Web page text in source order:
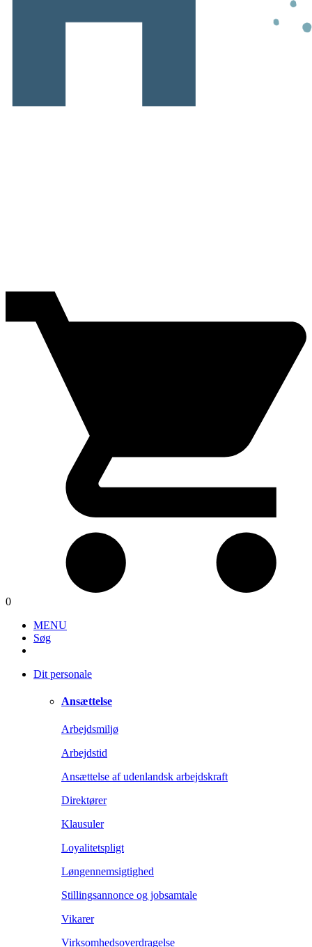
0
MENU
Søg
Dit personale
Ansættelse
Arbejdsmiljø
Arbejdstid
Ansættelse af udenlandsk arbejdskraft
Direktører
Klausuler
Loyalitetspligt
Løngennemsigtighed
Stillingsannonce og jobsamtale
Vikarer
Virksomhedsoverdragelse